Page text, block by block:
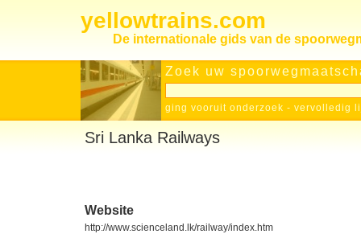
yellowtrains.com
De internationale gids van de
Zoek uw
ging vooruit onderzoek - vervolledig
Sri Lanka Railways
Website
http://www.scienceland.lk/railway/index.htm